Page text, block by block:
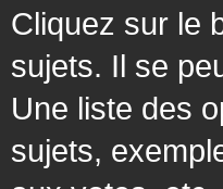
Cliquez sur le
sujets. Il se
Une liste des
sujets,